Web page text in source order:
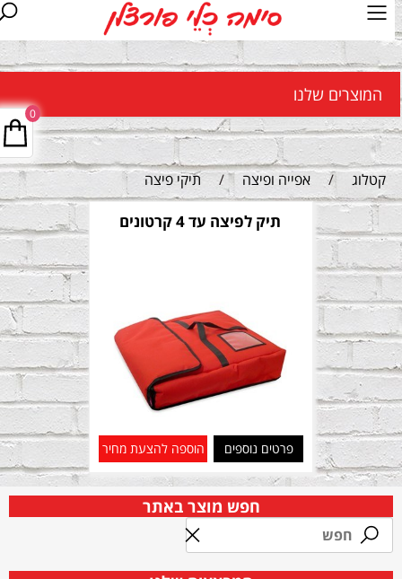
המוצרים שלנו
קטלוג / אפייה ופיצה / תיקי פיצה
0
תיק לפיצה עד 4 קרטונים
פרטים נוספים הוספה להצעת מחיר
חפש מוצר באתר